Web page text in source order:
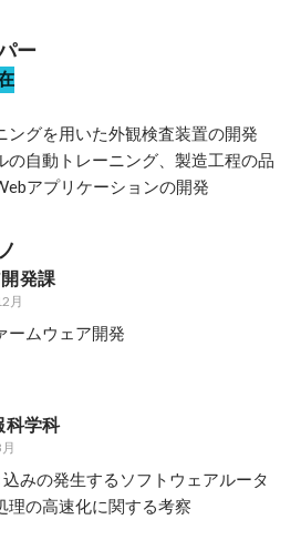
ー
ングを用いた外観検査装置の開発
の自動トレーニング、製造工程の品
アプリケーションの開発
発課
月
ームウェア開発
科学科
みの発生するソフトウェアルータ
理の高速化に関する考察